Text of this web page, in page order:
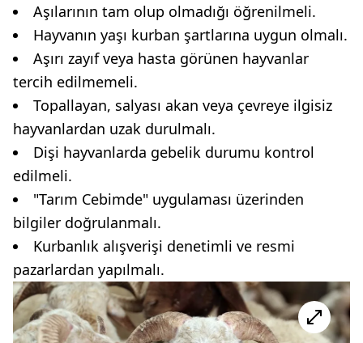
Aşılarının tam olup olmadığı öğrenilmeli.
Hayvanın yaşı kurban şartlarına uygun olmalı.
Aşırı zayıf veya hasta görünen hayvanlar
tercih edilmemeli.
Topallayan, salyası akan veya çevreye ilgisiz
hayvanlardan uzak durulmalı.
Dişi hayvanlarda gebelik durumu kontrol
edilmeli.
"Tarım Cebimde" uygulaması üzerinden
bilgiler doğrulanmalı.
Kurbanlık alışverişi denetimli ve resmi
pazarlardan yapılmalı.